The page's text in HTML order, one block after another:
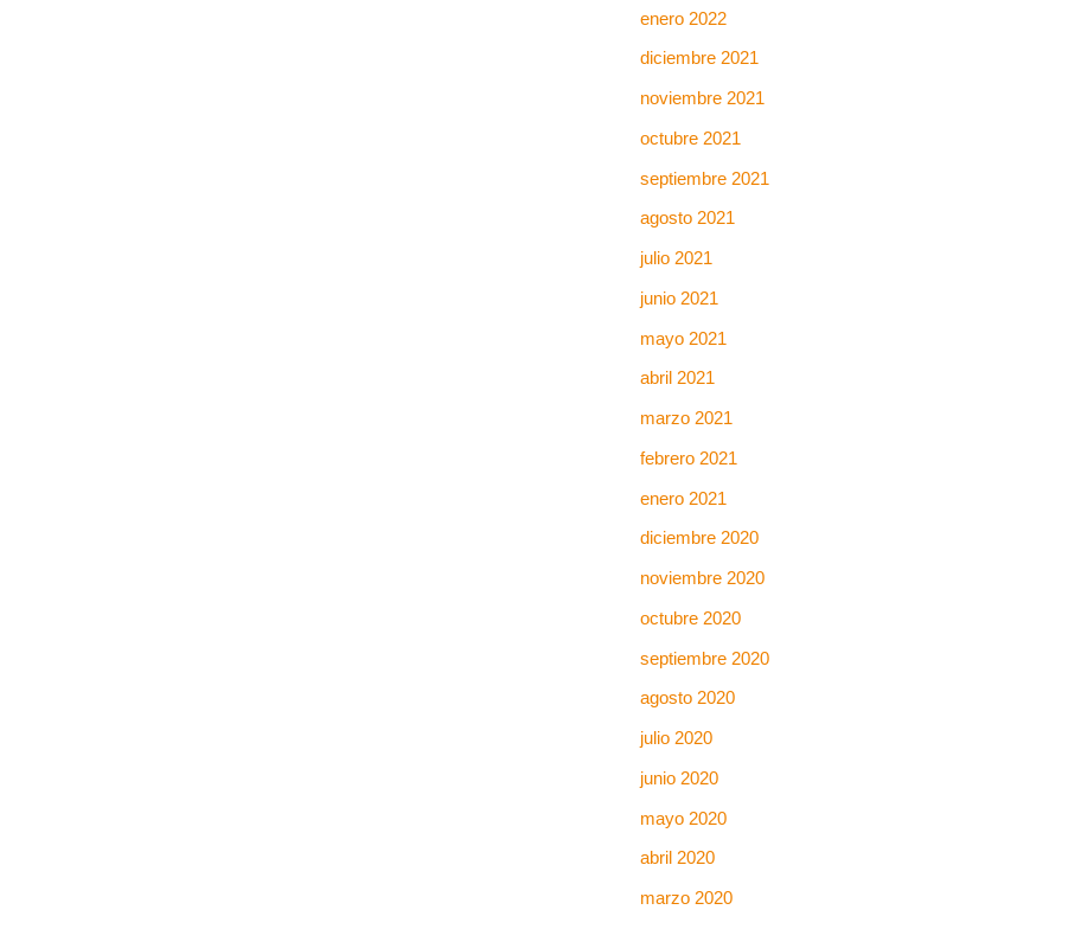
enero 2022
diciembre 2021
noviembre 2021
octubre 2021
septiembre 2021
agosto 2021
julio 2021
junio 2021
mayo 2021
abril 2021
marzo 2021
febrero 2021
enero 2021
diciembre 2020
noviembre 2020
octubre 2020
septiembre 2020
agosto 2020
julio 2020
junio 2020
mayo 2020
abril 2020
marzo 2020